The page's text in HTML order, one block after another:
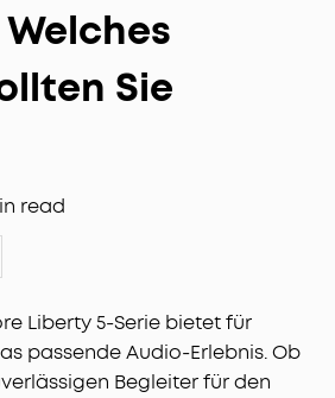
Sie
read
Liberty 5-Serie bietet für
passende Audio-Erlebnis. Ob
Begleiter für den